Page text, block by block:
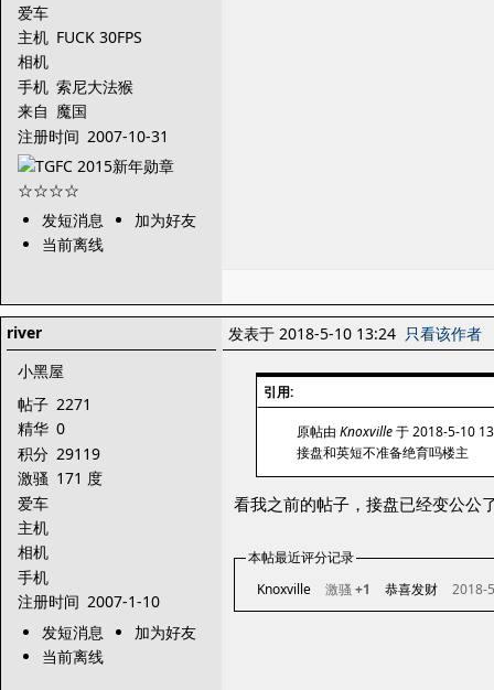
爱车
主机 FUCK 30FPS
相机
手机 索尼大法猴
来自 魔国
注册时间 2007-10-31
发短消息
加为好友
当前离线
river
小黑屋
帖子 2271
精华 0
积分 29119
激骚 171 度
爱车
主机
相机
手机
注册时间 2007-1-10
发短消息
加为好友
当前离线
发表于 2018-5-10 13:24 只看该作者
引用:
原帖由 Knoxville于 2018-5-10
接盘和英短不准备绝育吗楼主
看我之前的帖子，接盘已经变公公
本帖最近评分记录
Knoxville
激骚 +1 恭喜发财 2018-